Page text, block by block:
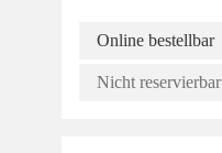
Online bestellbar
Nicht reservierbar